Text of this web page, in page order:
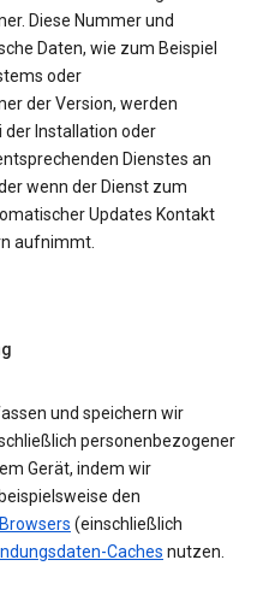
Diese Nummer und
Daten, wie zum Beispiel
oder
der Version, werden
Installation oder
Dienstes an
wenn der Dienst zum
Updates Kontakt
aufnimmt.
und speichern wir
personenbezogener
Gerät, indem wir
den
(einschließlich
Caches nutzen.